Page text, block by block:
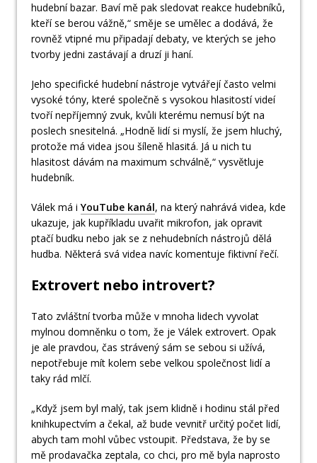
hudební bazar. Baví mě pak sledovat reakce hudebníků,
kteří se berou vážně,“ směje se umělec a dodává, že
rovněž vtipné mu připadají debaty, ve kterých se jeho
tvorby jedni zastávají a druzí ji haní.
Jeho specifické hudební nástroje vytvářejí často velmi
vysoké tóny, které společně s vysokou hlasitostí videí
tvoří nepříjemný zvuk, kvůli kterému nemusí být na
poslech snesitelná. „Hodně lidí si myslí, že jsem hluchý,
protože má videa jsou šíleně hlasitá. Já u nich tu
hlasitost dávám na maximum schválně,“ vysvětluje
hudebník.
Válek má iYouTube kanál, na který nahrává videa, kde
ukazuje, jak kupříkladu uvařit mikrofon, jak opravit
ptačí budku nebo jak se z nehudebních nástrojů dělá
hudba. Některá svá videa navíc komentuje fiktivní řečí.
Extrovert nebo introvert?
Tato zvláštní tvorba může v mnoha lidech vyvolat
mylnou domněnku o tom, že je Válek extrovert. Opak
je ale pravdou, čas strávený sám se sebou si užívá,
nepotřebuje mít kolem sebe velkou společnost lidí a
taky rád mlčí.
„Když jsem byl malý, tak jsem klidně i hodinu stál před
knihkupectvím a čekal, až bude vevnitř určitý počet lidí,
abych tam mohl vůbec vstoupit. Představa, že by se
mě prodavačka zeptala, co chci, pro mě byla naprosto